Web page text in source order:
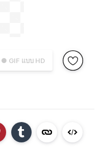
● GIF แบบ HD